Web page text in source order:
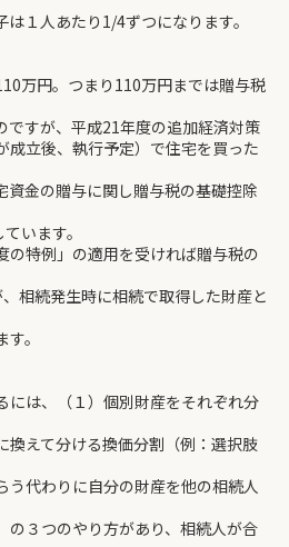
１人あたり1/4ずつになります。
万円。つまり110万円までは贈与税
すが、平成21年度の追加経済対策
成立後、執行予定）で住宅を買った
資金の贈与に関し贈与税の基礎控除
います。
の特例」の適用を受ければ贈与税の
相続発生時に相続で取得した財産と
。
には、（１）個別財産をそれぞれ分
換えて分ける換価分割（例：選択肢
う代わりに自分の財産を他の相続人
３つのやり方があり、相続人が合